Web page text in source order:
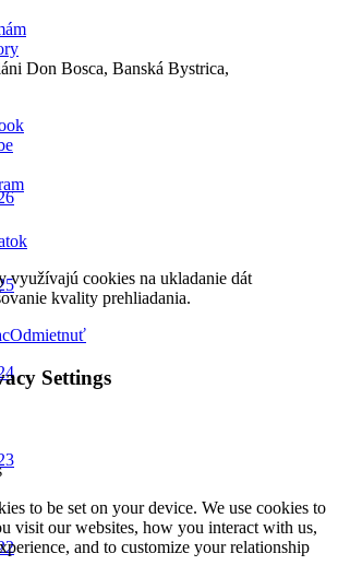
Don Bosca, Banská Bystrica,
využívajú cookies na ukladanie dát
kvality prehliadania.
Odmietnuť
Settings
to be set on your device. We use cookies to
visit our websites, how you interact with us,
and to customize your relationship